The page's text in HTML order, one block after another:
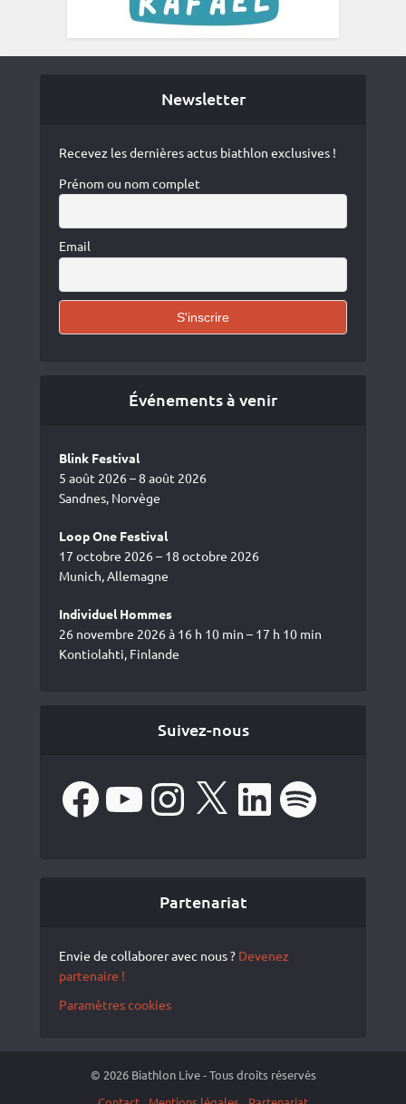
Newsletter
Recevez les dernières actus biathlon exclusives !
Prénom ou nom complet
Email
Événements à venir
Blink Festival
5 août 2026 – 8 août 2026
Sandnes, Norvège
Loop One Festival
17 octobre 2026 – 18 octobre 2026
Munich, Allemagne
Individuel Hommes
26 novembre 2026 à 16 h 10 min – 17 h 10 min
Kontiolahti, Finlande
Suivez-nous
FacebookYouTube Instagram LinkedIn Spotify
Partenariat
Envie de collaborer avec nous ? Devenez
partenaire !
Paramètres cookies
© 2026 Biathlon Live - Tous droits réservés